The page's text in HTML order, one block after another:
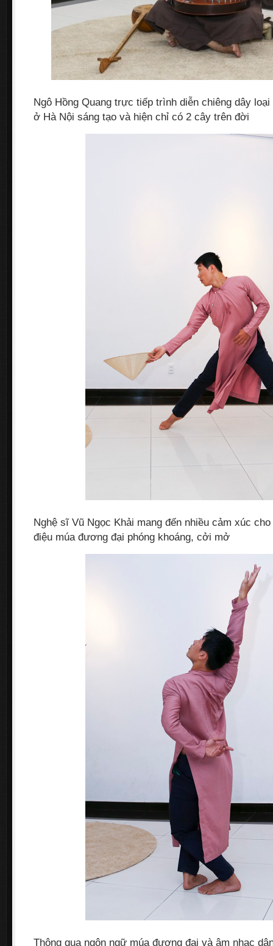
Ngô Hồng Quang trực tiếp trình diễn chiêng dây loại
ở Hà Nội sáng tạo và hiện chỉ có 2 cây trên đời
Nghệ sĩ Vũ Ngọc Khải mang đến nhiều cảm xúc
điệu múa đương đại phóng khoáng, cởi mở
Thông qua ngôn ngữ múa đương đại và âm nhạc